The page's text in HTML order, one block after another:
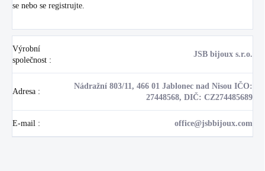
se nebo se registrujte
Výrobní
společnost :
JSB bijoux s.r.o.
Adresa :
Nádražní 803/11, 466 01 Jablonec nad Nisou IČO:
27448568, DIČ: CZ274485689
E-mail : office@jsbbijoux.com